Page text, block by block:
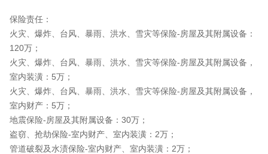
保险责任：
火灾、爆炸、台风、暴雨、洪水、雪灾等保险-房屋及其附属设备：
120万；
火灾、爆炸、台风、暴雨、洪水、雪灾等保险-房屋及其附属设备，
室内装潢：5万；
火灾、爆炸、台风、暴雨、洪水、雪灾等保险-房屋及其附属设备，
室内财产：5万；
地震保险-房屋及其附属设备：30万；
盗窃、抢劫保险-室内财产、室内装潢：2万；
管道破裂及水渍保险-室内财产、室内装潢：2万；